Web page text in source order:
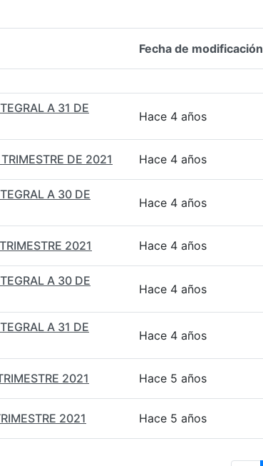
Fecha de modificación
A 31 DE
Hace 4 años
DE 2021 Hace 4 años
A 30 DE
Hace 4 años
2021 Hace 4 años
A 30 DE
Hace 4 años
A 31 DE
Hace 4 años
2021 Hace 5 años
2021 Hace 5 años